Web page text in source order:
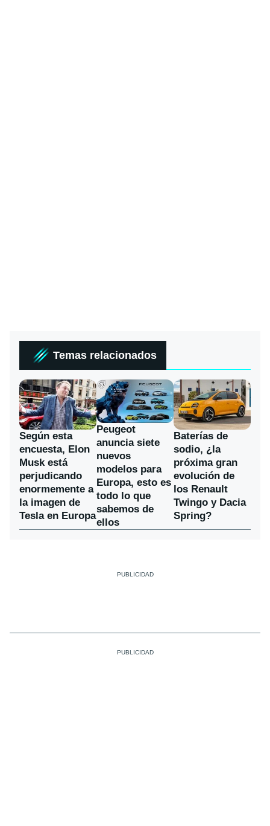
Temas relacionados
Según esta
encuesta, Elon
Musk está
perjudicando
enormemente a
la imagen de
Tesla en Europa
Peugeot
anuncia siete
nuevos
modelos para
Europa, esto es
todo lo que
sabemos de
ellos
Baterías de
sodio, ¿la
próxima gran
evolución de
los Renault
Twingo y Dacia
Spring?